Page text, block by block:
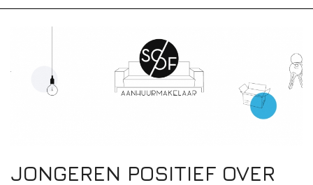
JONGEREN POSITIEF OVER